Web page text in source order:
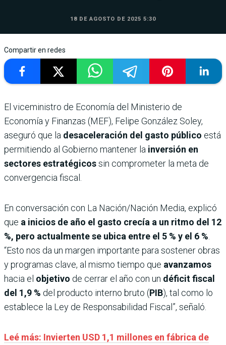
18 DE AGOSTO DE 2025 5:30
Compartir en redes
El viceministro de Economía del Ministerio de
Economía y Finanzas (MEF), Felipe González Soley,
aseguró que la desaceleración del gasto público está
permitiendo al Gobierno mantener la inversión en
sectores estratégicossin comprometer la meta de
convergencia fiscal.
En conversación con La Nación/Nación Media, explicó
que a inicios de año el gasto crecía a un ritmo del 12
%, pero actualmente se ubica entre el 5 % y el 6 %
“Esto nos da un margen importante para sostener obras
y programas clave, al mismo tiempo que avanzamos
hacia el objetivo de cerrar el año con un déficit fiscal
del 1,9 % del producto interno bruto (PIB), tal como lo
establece la Ley de Responsabilidad Fiscal”, señaló.
Leé más: Invierten USD 1,1 millones en fábrica de